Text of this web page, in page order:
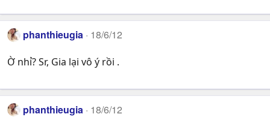
phanthieugia 18/6/12
Ờ nhỉ? Sr, Gia lại vô ý rồi .
phanthieugia 18/6/12